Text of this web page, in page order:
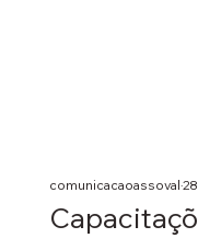
comunicacaoassoval